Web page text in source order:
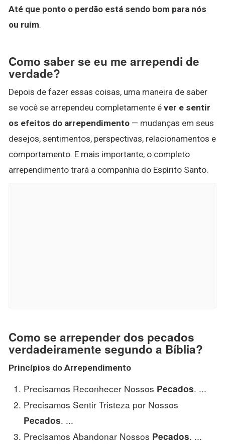
Até que ponto o perdão está sendo bom para nós
ou ruim.
Como saber se eu me arrependi de
verdade?
Depois de fazer essas coisas, uma maneira de saber
se você se arrependeu completamente é ver e sentir
os efeitos do arrependimento — mudanças em seus
desejos, sentimentos, perspectivas, relacionamentos e
comportamento. E mais importante, o completo
arrependimento trará a companhia do Espírito Santo.
Como se arrepender dos pecados
verdadeiramente segundo a Bíblia?
Princípios do Arrependimento
Precisamos Reconhecer Nossos Pecados. ...
Precisamos Sentir Tristeza por Nossos
Pecados. ...
Precisamos Abandonar Nossos Pecados. ...